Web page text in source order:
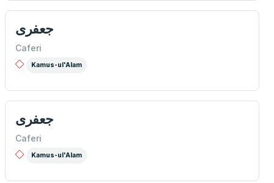
جعفری
Caferi
Kamus-ul'Alam
جعفری
Caferi
Kamus-ul'Alam